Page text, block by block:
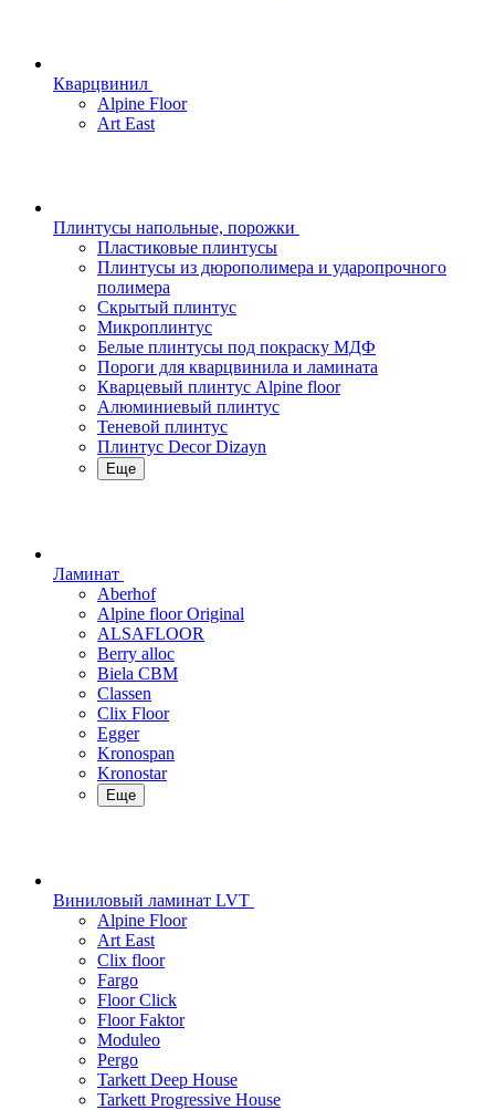
Кварцвинил
Alpine Floor
Art East
Плинтусы напольные, порожки
Пластиковые плинтусы
Плинтусы из дюрополимера и ударопрочного
полимера
Скрытый плинтус
Микроплинтус
Белые плинтусы под покраску МДФ
Пороги для кварцвинила и ламината
Кварцевый плинтус Alpine floor
Алюминиевый плинтус
Теневой плинтус
Плинтус Decor Dizayn
Еще
Ламинат
Aberhof
Alpine floor Original
ALSAFLOOR
Berry alloc
Biela CBM
Classen
Clix Floor
Egger
Kronospan
Kronostar
Еще
Виниловый ламинат LVT
Alpine Floor
Art East
Clix floor
Fargo
Floor Click
Floor Faktor
Moduleo
Pergo
Tarkett Deep House
Tarkett Progressive House